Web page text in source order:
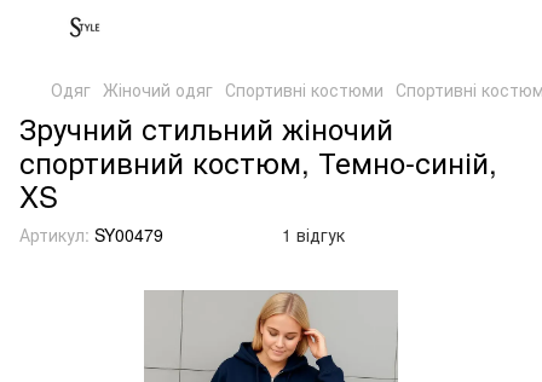
Одяг Жіночий одяг Спортивні костюми Спортивні
Зручний стильний жіночий
спортивний костюм, Темно-синій,
XS
Артикул: SY00479 1 відгук